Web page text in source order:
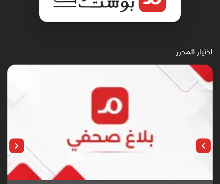
اختيار المحرر